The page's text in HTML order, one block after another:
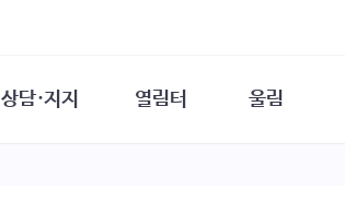
상담·지지 열림터 울림